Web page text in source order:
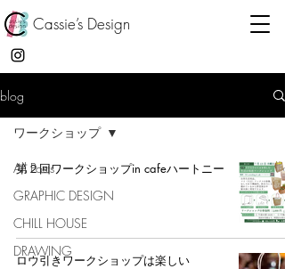
Cassie’s Design
blog
All Posts
GRAPHIC DESIGN
CHILL HOUSE
DRAWING
ワークショップ
第２回ワークショップin cafeハートニー
ロウ引きワークショップは楽しい